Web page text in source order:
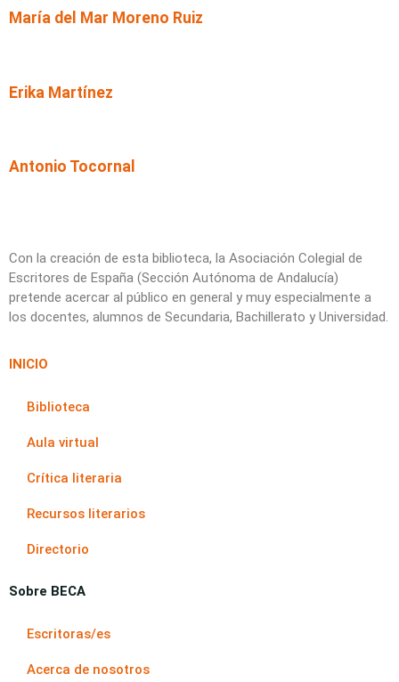
María del Mar Moreno Ruiz
Erika Martínez
Antonio Tocornal
Con la creación de esta biblioteca, la Asociación Colegial de
Escritores de España (Sección Autónoma de Andalucía)
pretende acercar al público en general y muy especialmente a
los docentes, alumnos de Secundaria, Bachillerato y Universidad.
INICIO
Biblioteca
Aula virtual
Crítica literaria
Recursos literarios
Directorio
Sobre BECA
Escritoras/es
Acerca de nosotros